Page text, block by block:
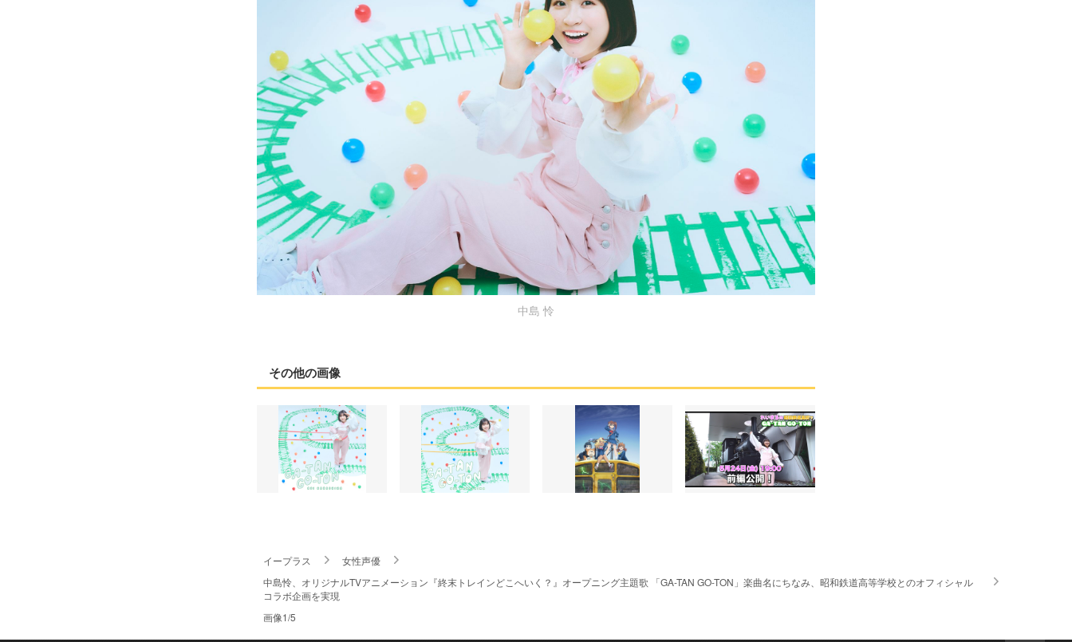
中島 怜
その他の画像
イープラス
女性声優
中島怜、オリジナルTVアニメーション『終末トレインどこへいく？』オープニング主題歌 「GA-TAN GO-TON」楽曲名にちなみ、昭和鉄道高等学校とのオフィシャル
コラボ企画を実現
画像1/5